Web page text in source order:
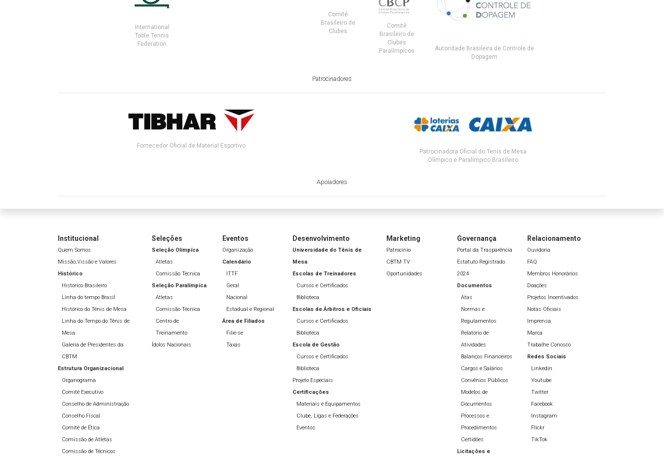
International
Table Tennis
Federation
Comitê
Brasileiro de
Clubes
Comitê
Brasileiro de
Clubes
Paralímpicos
Autoridade Brasileira de Controle de
Dopagem
Patrocinadores
Fornecedor Oficial de Material Esportivo
Patrocinadora Oficial do Tenis de Mesa
Olímpico e Paralímpico Brasileiro
Apoiadores
Institucional
Quem Somos
Missão,Vissão e Valores
Histórico
Histórico Brasileiro
Linha do tempo Brasil
Histórico do Tênis de Mesa
Linha do Tempo do Tênis de
Mesa
Galeria de Presidentes da
CBTM
Estrutura Organizacional
Organograma
Comitê Executivo
Conselho de Administração
Conselho Fiscal
Comitê de Ética
Comissão de Atletas
Comissão de Técnicos
Seleções
Seleção Olímpíca
Atletas
Comissão Técnica
Seleção Paralímpica
Atletas
Comissão Técnica
Centro de
Treinamento
Ídolos Nacionais
Eventos
Organização
Calendário
ITTF
Geral
Nacional
Estadual e Regional
Área de Filiados
Filie-se
Taxas
Desenvolvimento
Universidade do Tênis de
Mesa
Escolas de Treinadores
Cursos e Certificados
Biblioteca
Escolas de Árbitros e Oficiais
Cursos e Certificados
Biblioteca
Escola de Gestão
Cursos e Certificados
Biblioteca
Projeto Especiais
Certificações
Materiais e Equipamentos
Clube, Ligas e Federações
Eventos
Marketing
Patrocínio
CBTM TV
Oportunidades
Governança
Portal da Trasparência
Estatuto Registrado
2024
Documentos
Atas
Normas e
Regulamentos
Relatório de
Atividades
Balanços Financeiros
Cargos e Salários
Convênios Públicos
Modelos de
Documentos
Processos e
Procedimentos
Certidões
Licitações e
Relacionamento
Ouvidoria
FAQ
Membros Honorários
Doações
Projetos Incentivados
Notas Oficiais
Imprensa
Marca
Trabalhe Conosco
Redes Sociais
Linkedin
Youtube
Twitter
Facebook
Instagram
Flickr
TikTok